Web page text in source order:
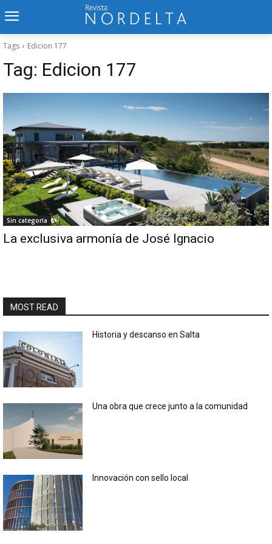
Tags Edicion 177
Tag: Edicion 177
Sin categoría
La exclusiva armonía de José Ignacio
MOST READ
Historia y descanso en Salta
Una obra que crece junto a la comunidad
Innovación con sello local